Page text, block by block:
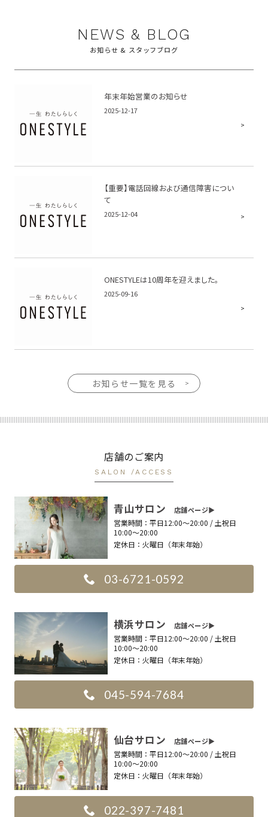
NEWS & BLOG
お知らせ & スタッフブログ
年末年始営業のお知らせ
2025-12-17
【重要】電話回線および通信障害につい
て
2025-12-04
ONESTYLEは10周年を迎えました。
2025-09-16
お知らせ一覧を見る
店舗のご案内
SALON /ACCESS
青山サロン 店舗ページ▶︎
営業時間： 平日12:00〜20:00 / 土祝日
10:00〜20:00
定休日： 火曜日（年末年始）
03-6721-0592
横浜サロン 店舗ページ▶︎
営業時間： 平日12:00〜20:00 / 土祝日
10:00〜20:00
定休日： 火曜日（年末年始）
045-594-7684
仙台サロン 店舗ページ▶︎
営業時間： 平日12:00〜20:00 / 土祝日
10:00〜20:00
定休日： 火曜日（年末年始）
022-397-7481